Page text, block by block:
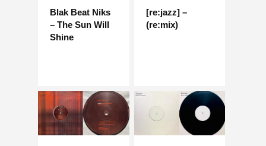
Blak Beat Niks
– The Sun Will
Shine
[re:jazz] –
(re:mix)